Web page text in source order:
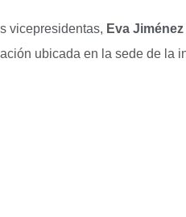
vicepresidentas, Eva
ubicada en la sede de la